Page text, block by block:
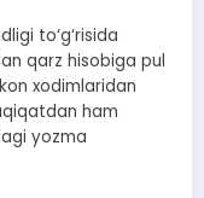
to‘g‘risida
qarz hisobiga pul
xodimlaridan
ham
yozma